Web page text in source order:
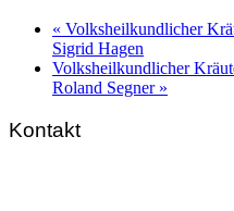
« Volksheilkundlicher
Sigrid Hagen
Volksheilkundlicher
Roland Segner »
Kontakt